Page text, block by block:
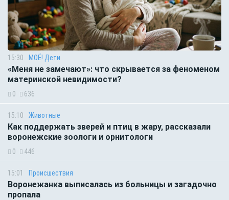
15:30 МОЁ! Дети
«Меня не замечают»: что скрывается за феноменом
материнской невидимости?
0 636
15:10 Животные
Как поддержать зверей и птиц в жару, рассказали
воронежские зоологи и орнитологи
0 446
15:01 Происшествия
Воронежанка выписалась из больницы и загадочно
пропала